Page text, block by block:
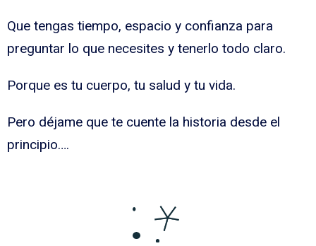
Que tengas tiempo, espacio y confianza para
preguntar lo que necesites y tenerlo todo claro.
Porque es tu cuerpo, tu salud y tu vida.
Pero déjame que te cuente la historia desde el
principio….